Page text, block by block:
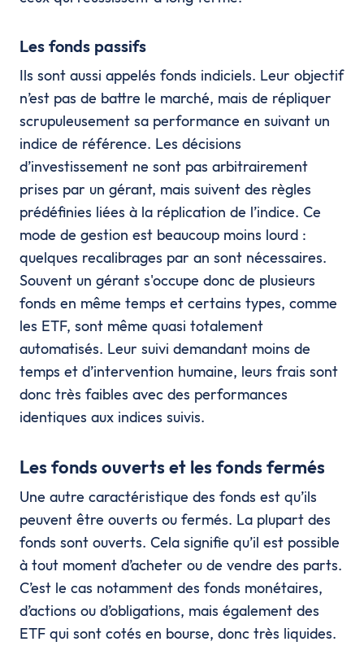
Les fonds passifs
Ils sont aussi appelés fonds indiciels. Leur objectif
n’est pas de battre le marché, mais de répliquer
scrupuleusement sa performance en suivant un
indice de référence. Les décisions
d’investissement ne sont pas arbitrairement
prises par un gérant, mais suivent des règles
prédéfinies liées à la réplication de l’indice. Ce
mode de gestion est beaucoup moins lourd :
quelques recalibrages par an sont nécessaires.
Souvent un gérant s'occupe donc de plusieurs
fonds en même temps et certains types, comme
les ETF, sont même quasi totalement
automatisés. Leur suivi demandant moins de
temps et d’intervention humaine, leurs frais sont
donc très faibles avec des performances
identiques aux indices suivis.
Les fonds ouverts et les fonds fermés
Une autre caractéristique des fonds est qu’ils
peuvent être ouverts ou fermés. La plupart des
fonds sont ouverts. Cela signifie qu’il est possible
à tout moment d’acheter ou de vendre des parts.
C’est le cas notamment des fonds monétaires,
d’actions ou d’obligations, mais également des
ETF qui sont cotés en bourse, donc très liquides.